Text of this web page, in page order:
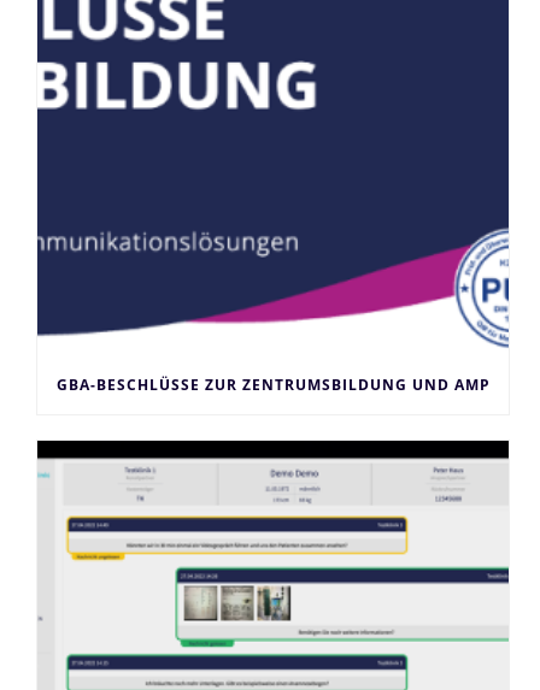
GBA-BESCHLÜSSE ZUR ZENTRUMSBILDUNG UND AMP